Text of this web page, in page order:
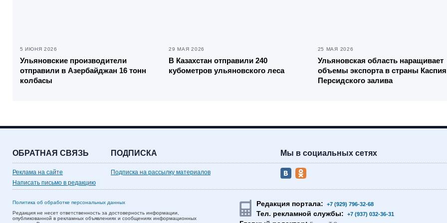
5 ИЮНЯ 2026
Ульяновские производители
отправили в Азербайджан 16 тонн
колбасы
29 МАЯ 2026
В Казахстан отправили 240
кубометров ульяновского леса
25 МАЯ 2026
Ульяновская область наращивает
объемы экспорта в страны
Персидского залива
ОБРАТНАЯ СВЯЗЬ
Реклама на сайте
Написать письмо в редакцию
ПОДПИСКА
Подписка на рассылку материалов
Мы в социальных сетях
Политика об обработке персональных данных
Редакция не несет ответственность за достоверность информации,
опубликованной в рекламных объявлениях и сообщениях информационных
Редакция портала: +7 (929) 796-32-68
Тел. рекламной службы: +7 (937) 032-36-31